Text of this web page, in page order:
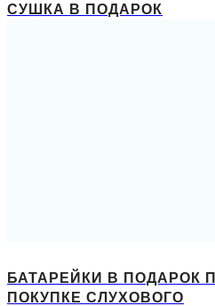
СУШКА В ПОДАРОК
БАТАРЕЙКИ В ПОДАРОК
ПОКУПКЕ СЛУХОВОГО